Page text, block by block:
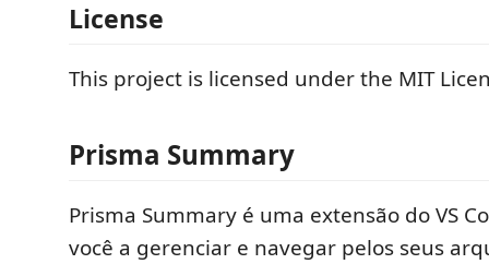
License
This project is licensed under the MIT
Prisma Summary
Prisma Summary é uma extensão do VS
você a gerenciar e navegar pelos seus